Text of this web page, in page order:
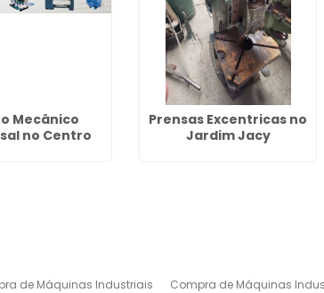
Mecânico
no Centro
Prensas Excentricas no
Jardim Jacy
de Máquinas Industriais
Compra de Máquinas